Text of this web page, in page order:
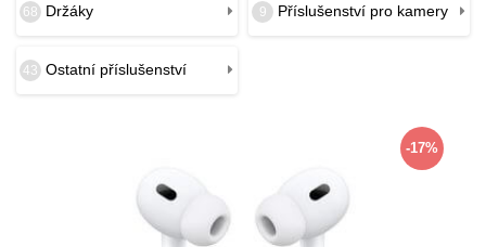
68 Držáky 9 Příslušenství pro kamery
43 Ostatní příslušenství
-17%